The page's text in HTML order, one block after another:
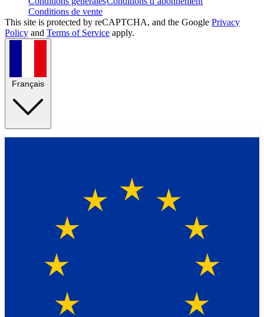
Conditions de vente
This site is protected by reCAPTCHA, and the Google Privacy
Policy and Terms of Service apply.
Français